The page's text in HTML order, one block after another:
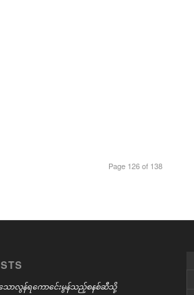
Page 126 of 138
ာလွန်ရကောင်ေးမွန်သည့်စနစ်ဆီသို့